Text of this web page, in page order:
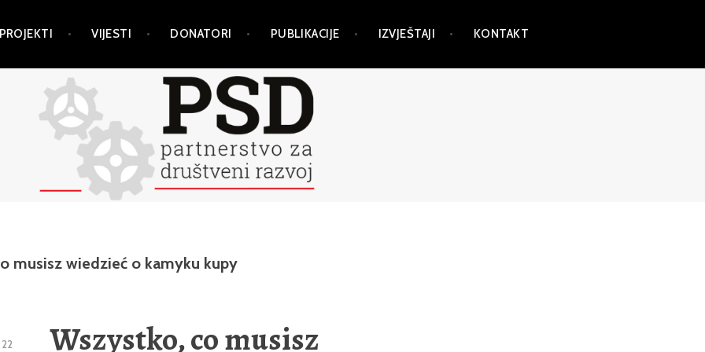
PROJEKTI VIJESTI DONATORI PUBLIKACIJE IZVJEŠTAJI KONTAKT
musisz wiedzieć o kamyku kupy
Wszystko, co musisz